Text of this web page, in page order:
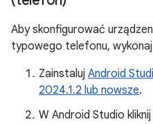
Aby skonfigurować
typowego telefonu,
Zainstaluj Android
2024.1.2 lub nowsze.
W Android Studio kliknij